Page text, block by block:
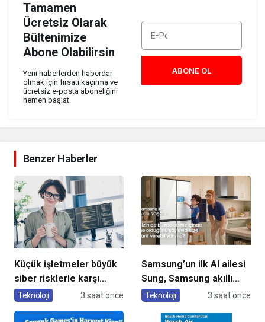
Tamamen
Ücretsiz Olarak
Bültenimize
Abone Olabilirsin
Yeni haberlerden haberdar
olmak için fırsatı kaçırma ve
ücretsiz e-posta aboneliğini
hemen başlat.
ABONE OL
Benzer Haberler
Küçük işletmeler büyük
siber risklerle karşı
karşıya
Teknoloji 3 saat önce
Samsung’un ilk AI ailesi
Sung, Samsung akıllı
yaşam deneyimini
Teknoloji 3 saat önce